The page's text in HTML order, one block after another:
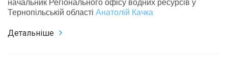
начальник Регіонального офісу водних ресурсів у
Тернопільській області Анатолій Качка
Детальніше